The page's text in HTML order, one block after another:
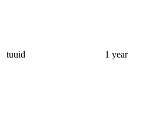
tuuid 1 year